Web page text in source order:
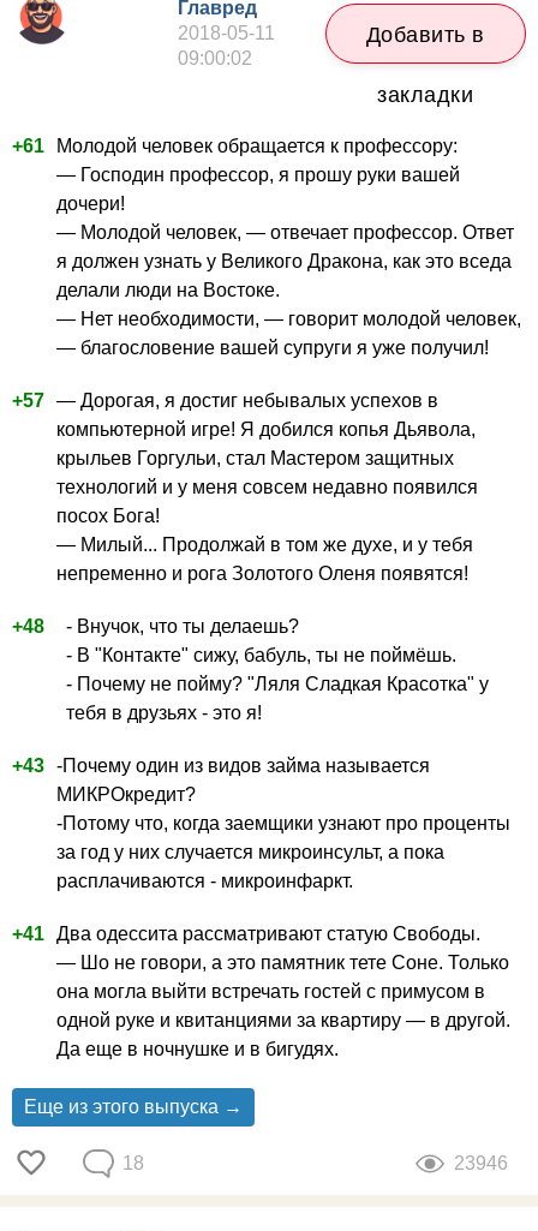
Главред
2018-05-11
09:00:02
Добавить в
закладки
+61
Молодой человек обращается к профессору:
— Господин профессор, я прошу руки вашей
дочери!
— Молодой человек, — отвечает профессор. Ответ
я должен узнать у Великого Дракона, как это вседа
делали люди на Востоке.
— Нет необходимости, — говорит молодой человек,
— благословение вашей супруги я уже получил!
+57 — Дорогая, я достиг небывалых успехов в
компьютерной игре! Я добился копья Дьявола,
крыльев Горгульи, стал Мастером защитных
технологий и у меня совсем недавно появился
посох Бога!
— Милый... Продолжай в том же духе, и у тебя
непременно и рога Золотого Оленя появятся!
+48
- Внучок, что ты делаешь?
- В "Контакте" сижу, бабуль, ты не поймёшь.
- Почему не пойму? "Ляля Сладкая Красотка" у
тебя в друзьях - это я!
+43 -Почему один из видов займа называется
МИКРОкредит?
-Потому что, когда заемщики узнают про проценты
за год у них случается микроинсульт, а пока
расплачиваются - микроинфаркт.
+41 Два одессита рассматривают статую Свободы.
— Шо не говори, а это памятник тете Соне. Только
она могла выйти встречать гостей с примусом в
одной руке и квитанциями за квартиру — в другой.
Да еще в ночнушке и в бигудях.
Еще из этого выпуска →
18 23946